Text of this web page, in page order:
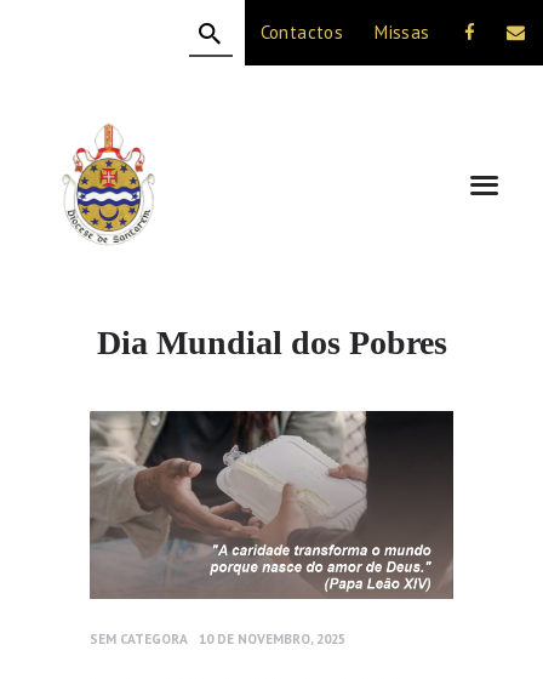
Contactos Missas
Dia Mundial dos Pobres
A DIOCESE
CELEBRAÇÃO
VIDA CRISTÃ
NOTÍCIAS
SEM CATEGORA 10 DE NOVEMBRO, 2025